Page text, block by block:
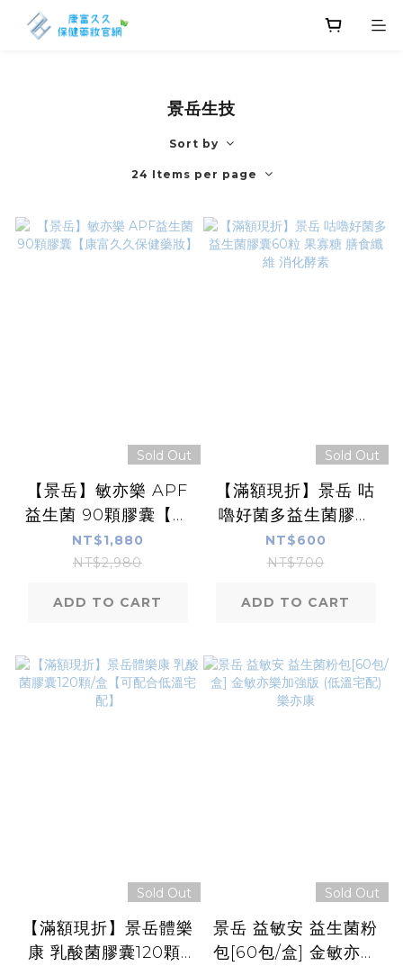
景岳生技
Sort by
24 Items per page
Sold Out
【景岳】敏亦樂 APF
益生菌 90顆膠囊【康
富久久保健藥妝】
NT$1,880
NT$2,980
ADD TO CART
Sold Out
【滿額現折】景岳 咕
嚕好菌多益生菌膠囊
60粒 果寡糖 膳食纖維
消化酵素
NT$600
NT$700
ADD TO CART
Sold Out
【滿額現折】景岳體樂
康 乳酸菌膠囊120顆/
Sold Out
景岳 益敏安 益生菌粉
包[60包/盒] 金敏亦樂